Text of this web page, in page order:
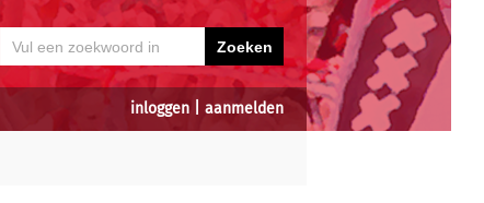
inloggen aanmelden